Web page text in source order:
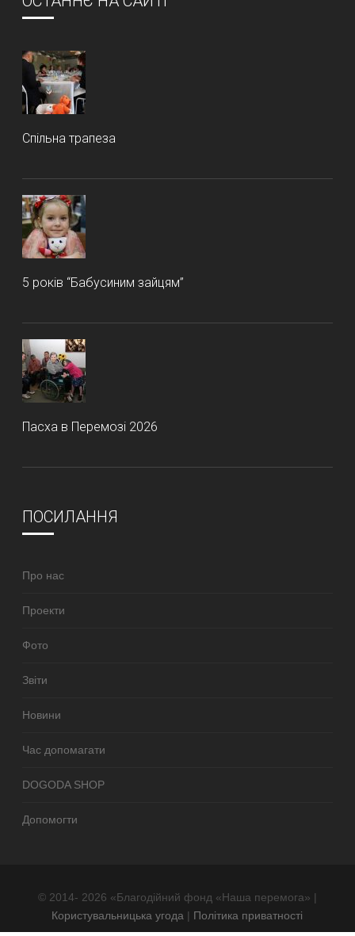
Спільна трапеза
5 років “Бабусиним зайцям”
Пасха в Перемозі 2026
ПОСИЛАННЯ
Про нас
Проекти
Фото
Звіти
Новини
Час допомагати
DOGODA SHOP
Допомогти
© 2014- 2026 «Благодійний фонд «Наша перемога» |
Користувальницька угода | Політика приватності